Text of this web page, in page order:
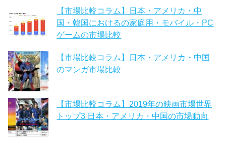
【市場比較コラム】日本・アメリカ・中
国・韓国におけるの家庭用・モバイル・PC
ゲームの市場比較
【市場比較コラム】日本・アメリカ・中国
のマンガ市場比較
【市場比較コラム】2019年の映画市場世界
トップ3 日本・アメリカ・中国の市場動向